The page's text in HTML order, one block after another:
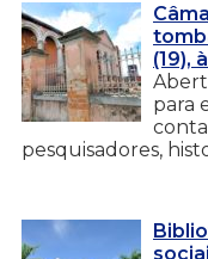
(19),
para
pesquisadores,